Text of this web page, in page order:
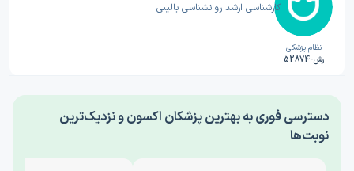
نظام پزشکی
رش-52874
کارشناسی ارشد روانشناسی بالینی
‎دسترسی فوری به بهترین پزشکان اکسون و نزدیک‌ترین
نوبت‌ها